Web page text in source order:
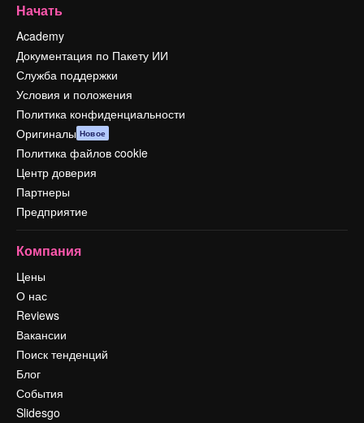
Начать
Academy
Документация по Пакету ИИ
Служба поддержки
Условия и положения
Политика конфиденциальности
Оригиналы Новое
Политика файлов cookie
Центр доверия
Партнеры
Предприятие
Компания
Цены
О нас
Reviews
Вакансии
Поиск тенденций
Блог
События
Slidesgo